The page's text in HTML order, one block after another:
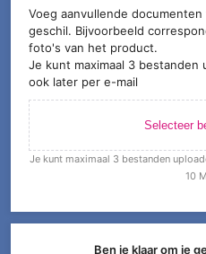
Voeg aanvullende
geschil. Bijvoorbeeld
foto's van het product.
Je kunt maximaal 3 bestanden
ook later per e-mail
Selecteer
Je kunt maximaal 3 bestanden
10
Ben je klaar om je